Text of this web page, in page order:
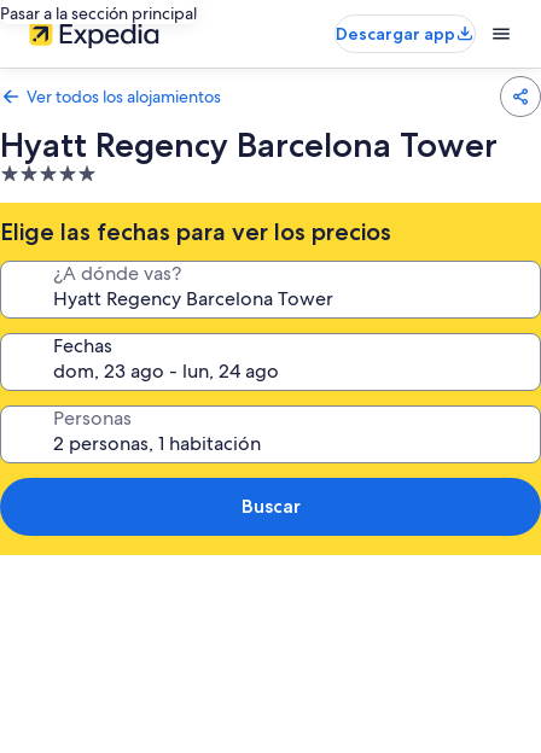
Pasar a la sección principal
Descargar app
Ver todos los alojamientos
Hyatt Regency Barcelona Tower
Alojamiento
de
5.0 estrellas
Elige las fechas para ver los precios
¿A dónde vas?
Fechas
Personas
Buscar